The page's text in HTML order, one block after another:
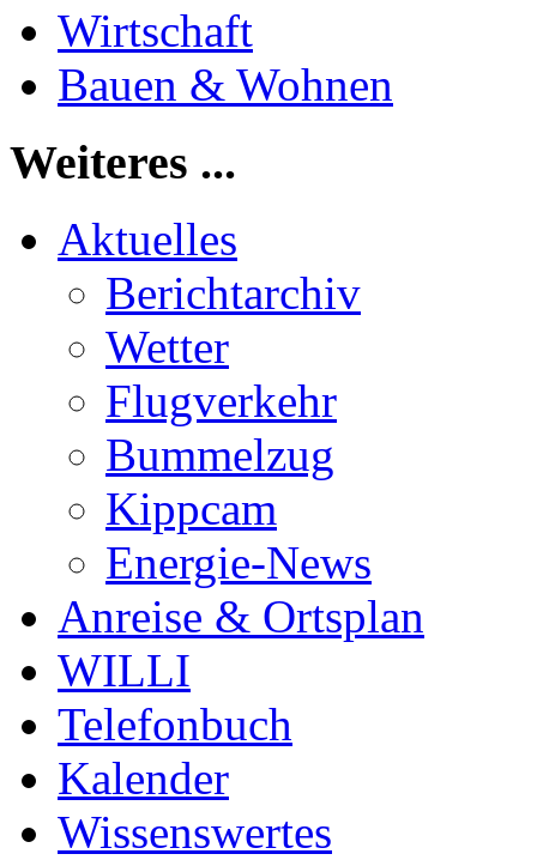
Wirtschaft
Bauen & Wohnen
Weiteres ...
Aktuelles
Berichtarchiv
Wetter
Flugverkehr
Bummelzug
Kippcam
Energie-News
Anreise & Ortsplan
WILLI
Telefonbuch
Kalender
Wissenswertes